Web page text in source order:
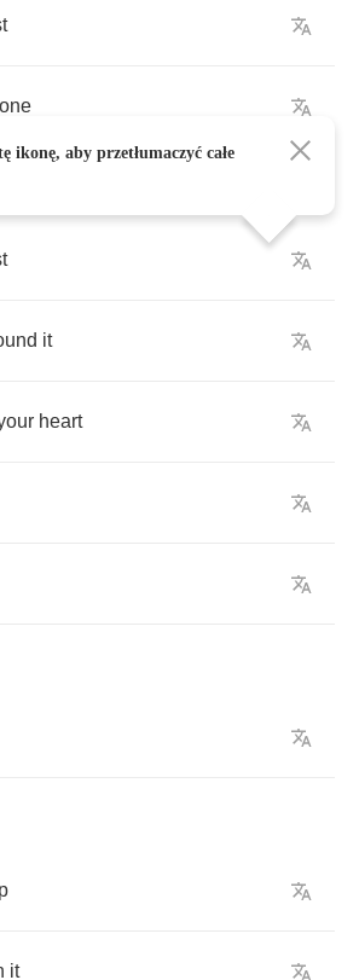
it
heart
it
ikonę, aby przetłumaczyć całe